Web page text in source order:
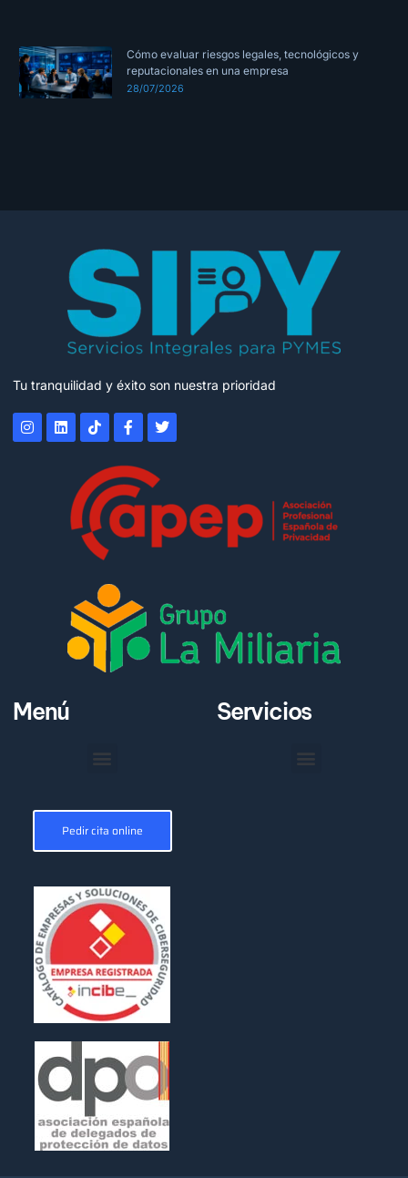
Cómo evaluar riesgos legales, tecnológicos y
reputacionales en una empresa
28/07/2026
Tu tranquilidad y éxito son nuestra prioridad
Menú
Pedir cita online
Servicios